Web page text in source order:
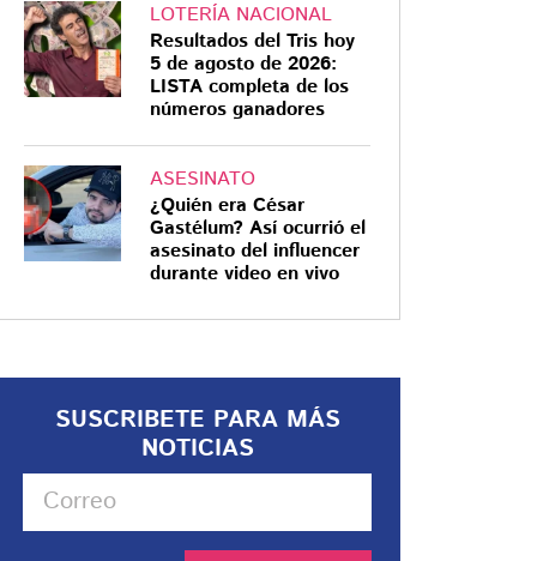
LOTERÍA NACIONAL
Resultados del Tris hoy
5 de agosto de 2026:
LISTA completa de los
números ganadores
ASESINATO
¿Quién era César
Gastélum? Así ocurrió el
asesinato del influencer
durante video en vivo
SUSCRIBETE PARA MÁS
NOTICIAS